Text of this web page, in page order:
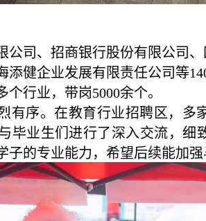
公司 、招商银行股份有限公司、
添健企业发展有限责任公司等
个行业，带岗5000余个。
有序。在教育行业招聘区，多
毕业生们进行了深入交流，细
子的专业能力，希望后续能加强